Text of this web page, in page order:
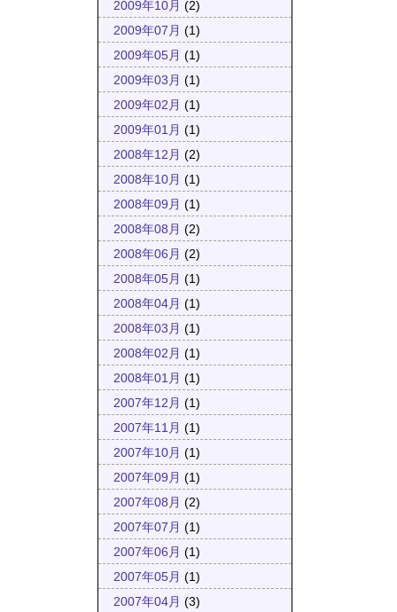
2009年10月 (2)
2009年07月 (1)
2009年05月 (1)
2009年03月 (1)
2009年02月 (1)
2009年01月 (1)
2008年12月 (2)
2008年10月 (1)
2008年09月 (1)
2008年08月 (2)
2008年06月 (2)
2008年05月 (1)
2008年04月 (1)
2008年03月 (1)
2008年02月 (1)
2008年01月 (1)
2007年12月 (1)
2007年11月 (1)
2007年10月 (1)
2007年09月 (1)
2007年08月 (2)
2007年07月 (1)
2007年06月 (1)
2007年05月 (1)
2007年04月 (3)